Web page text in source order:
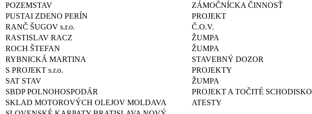
POZEMSTAV
ZÁMOČNÍCKA ČINNOSŤ
PUSTAI ZDENO PERÍN
PROJEKT
RANČ ŠUGOV s.r.o.
Č.O.V.
RASTISLAV RACZ
ŽUMPA
ROCH ŠTEFAN
ŽUMPA
RYBNICKÁ MARTINA
STAVEBNÝ DOZOR
S PROJEKT s.r.o.
PROJEKTY
SAT STAV
ŽUMPA
SBDP POLNOHOSPODÁR
PROJEKT A TOČITÉ SCHODISKO
SKLAD MOTOROVÝCH OLEJOV MOLDAVA
ATESTY